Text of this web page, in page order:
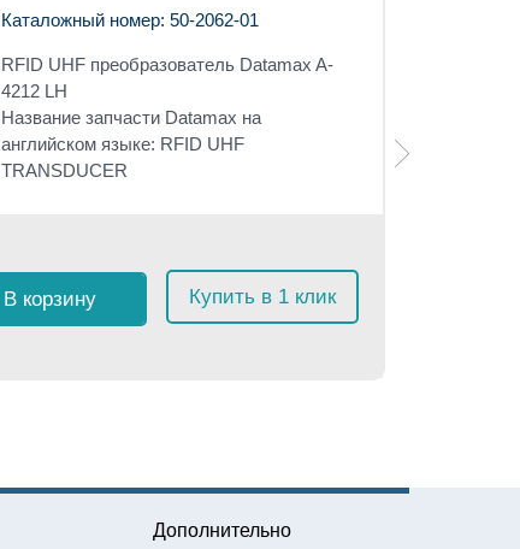
Каталожный номер: 50-2062-01
RFID UHF преобразователь Datamax A-
4212 LH
Название запчасти Datamax на
английском языке: RFID UHF
TRANSDUCER
В корзину Купить в 1 клик
Дополнительно